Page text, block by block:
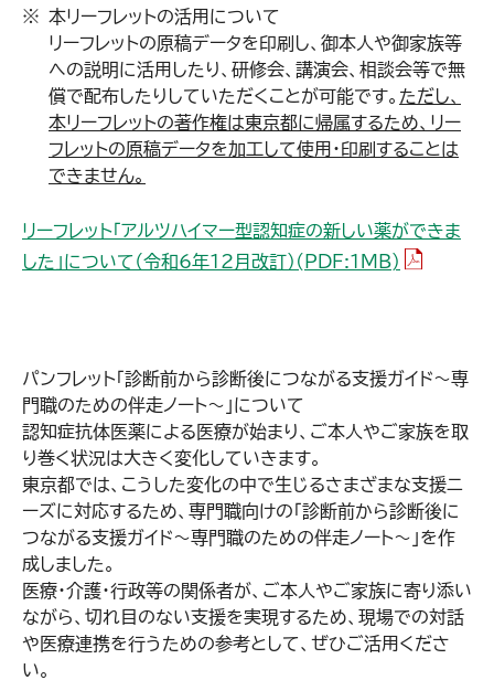
本リーフレットの活用について
リーフレットの原稿データを印刷し、御本人や御家族等
への説明に活用したり、研修会、講演会、相談会等で無
償で配布したりしていただくことが可能です。 ただし、
本リーフレットの著作権は東京都に帰属するため、リー
フレットの原稿データを加工して使用・印刷することは
できません。
リーフレット「アルツハイマー型認知症の新しい薬ができま
した」について（令和6年12月改訂）(PDF:1MB) （PDFファ
パンフレット「診断前から診断後につながる支援ガイド～専
門職のための伴走ノート～」について
認知症抗体医薬による医療が始まり、ご本人やご家族を取
り巻く状況は大きく変化していきます。
東京都では、こうした変化の中で生じるさまざまな支援ニ
ーズに対応するため、専門職向けの「診断前から診断後に
つながる支援ガイド～専門職のための伴走ノート～」を作
成しました。
医療・介護・行政等の関係者が、ご本人やご家族に寄り添い
ながら、切れ目のない支援を実現するため、現場での対話
や医療連携を行うための参考として、ぜひご活用くださ
い。